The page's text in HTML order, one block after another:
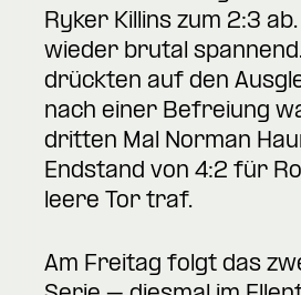
Ryker Killins zum 2:3
wieder brutal
drückten auf den
nach einer Befreiung
dritten Mal Norman
Endstand von 4:2 für
leere Tor traf.
Am Freitag folgt das